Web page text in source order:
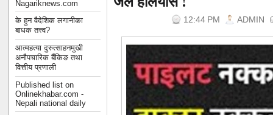
Nagariknews.com
के हुन वैदेशिक लगानीका
बाधक तत्त्व?
आत्महत्या दुरुत्साहनमुखी
अनौपचारिक बैंकिङ तथा
वित्तीय प्रणाली
Published list on
Onlinekhabar.com -
Nepali national daily
12:44 PM ADMIN